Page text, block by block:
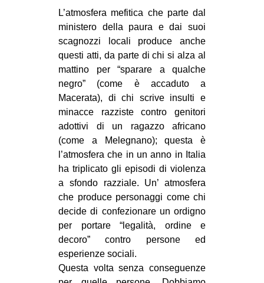
L’atmosfera mefitica che parte dal
ministero della paura e dai suoi
scagnozzi locali produce anche
questi atti, da parte di chi si alza al
mattino per “sparare a qualche
negro” (come è accaduto a
Macerata), di chi scrive insulti e
minacce razziste contro genitori
adottivi di un ragazzo africano
(come a Melegnano); questa è
l’atmosfera che in un anno in Italia
ha triplicato gli episodi di violenza
a sfondo razziale. Un’ atmosfera
che produce personaggi come chi
decide di confezionare un ordigno
per portare “legalità, ordine e
decoro” contro persone ed
esperienze sociali.
Questa volta senza conseguenze